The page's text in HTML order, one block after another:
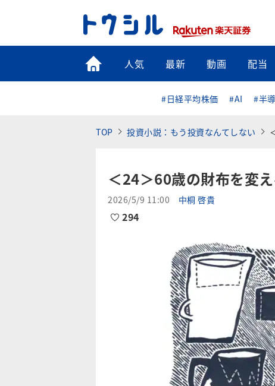
トップ
人気 最新 動画 配当
#日経平均株価 #AI #半
TOP 投資小説：もう投資なんてしない
＜24＞60歳の財布を変
2026/5/9 11:00 中桐 啓貴
294